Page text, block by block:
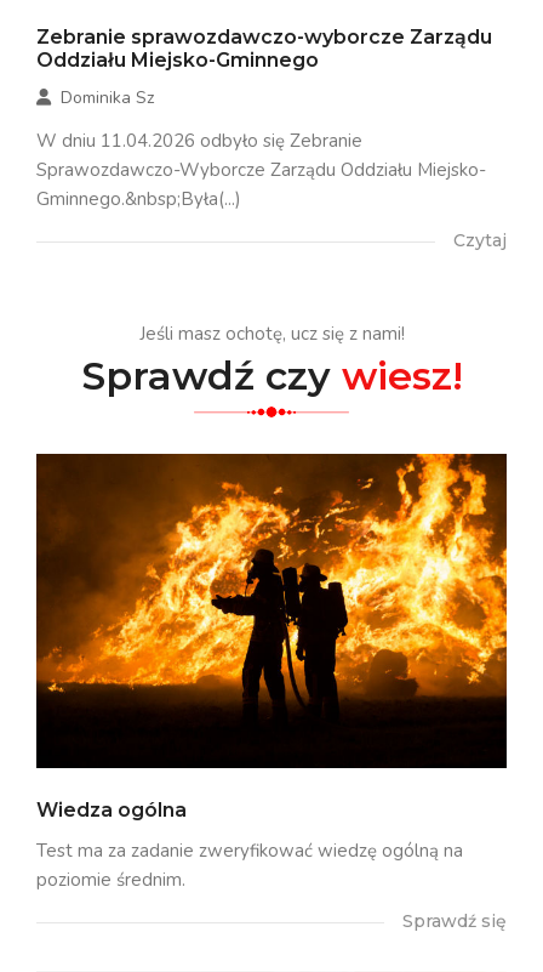
Zebranie sprawozdawczo-wyborcze Zarządu
Oddziału Miejsko-Gminnego
Dominika Sz
W dniu 11.04.2026 odbyło się Zebranie
Sprawozdawczo-Wyborcze Zarządu Oddziału Miejsko-
Gminnego.&nbsp;Była(...)
Czytaj
Jeśli masz ochotę, ucz się z nami!
Sprawdź czy wiesz!
Wiedza ogólna
Test ma za zadanie zweryfikować wiedzę ogólną na
poziomie średnim.
Sprawdź się